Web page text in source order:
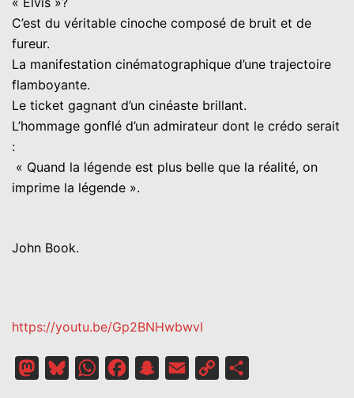
C’est du véritable cinoche composé de bruit et de
fureur.
La manifestation cinématographique d’une trajectoire
flamboyante.
Le ticket gagnant d’un cinéaste brillant.
L’hommage gonflé d’un admirateur dont le crédo serait
:
« Quand la légende est plus belle que la réalité, on
imprime la légende ».
John Book.
https://youtu.be/Gp2BNHwbwvI
MastodonBlueskyWhatsAppFacebookSnapchat
Email
Copy